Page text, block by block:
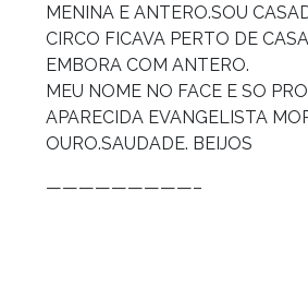
MENINA E ANTERO.SOU
CIRCO FICAVA PERTO DE
EMBORA COM ANTERO.
MEU NOME NO FACE E SO
APARECIDA EVANGELISTA
OURO.SAUDADE. BEIJOS
—————————–